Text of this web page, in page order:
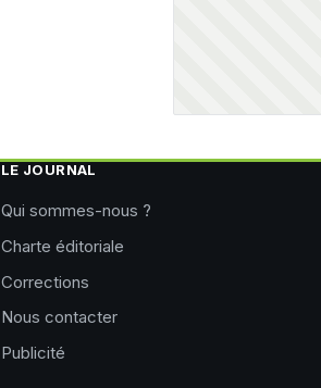
LE JOURNAL
Qui sommes-nous ?
Charte éditoriale
Corrections
Nous contacter
Publicité